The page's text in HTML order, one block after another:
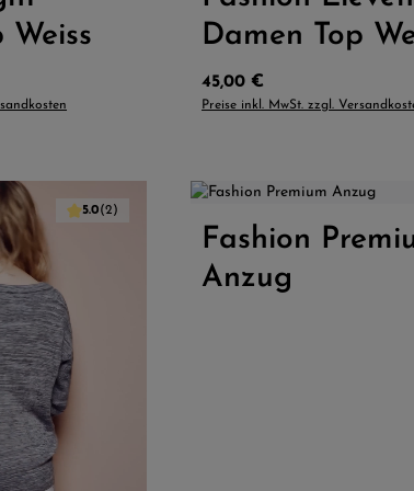
Weiss
Damen Top
Regulärer Preis:
45,00 €
Preise inkl. MwSt. zzgl.
oder benutze die
5.0(2)
Produkt Anzahl:
Fashion
Anzug